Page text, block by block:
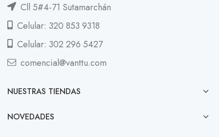
Cll 5#4-71 Sutamarchán
Celular: 320 853 9318
Celular: 302 296 5427
comencial@vanttu.com
NUESTRAS TIENDAS
NOVEDADES